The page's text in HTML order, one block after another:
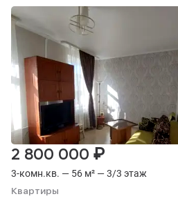
3-комн.кв. — 56 м² — 3/3 этаж
Квартиры
2 800 000 ₽